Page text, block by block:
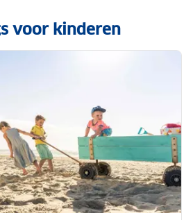
voor kinderen